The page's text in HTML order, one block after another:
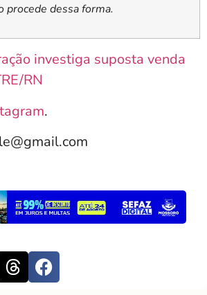
procede dessa forma.
investiga suposta venda
RN
.